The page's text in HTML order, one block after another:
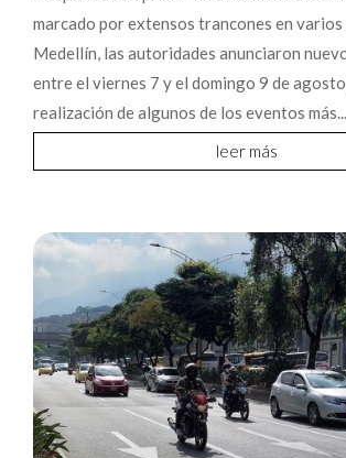
marcado por extensos trancones en
Medellín, las autoridades anunciaron
entre el viernes 7 y el domingo 9 de
realización de algunos de los eventos más...
leer más